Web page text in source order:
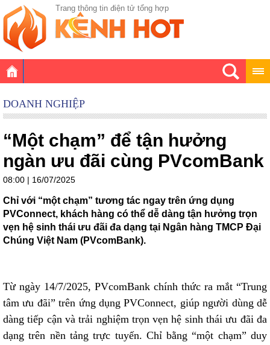
Trang thông tin điện tử tổng hợp
DOANH NGHIỆP
“Một chạm” để tận hưởng
ngàn ưu đãi cùng PVcomBank
08:00 | 16/07/2025
Chỉ với “một chạm” tương tác ngay trên ứng dụng
PVConnect, khách hàng có thể dễ dàng tận hưởng trọn
vẹn hệ sinh thái ưu đãi đa dạng tại Ngân hàng TMCP Đại
Chúng Việt Nam (PVcomBank).
Từ ngày 14/7/2025, PVcomBank chính thức ra mắt “Trung
tâm ưu đãi” trên ứng dụng PVConnect, giúp người dùng dễ
dàng tiếp cận và trải nghiệm trọn vẹn hệ sinh thái ưu đãi đa
dạng trên nền tảng trực tuyến. Chỉ bằng “một chạm” duy